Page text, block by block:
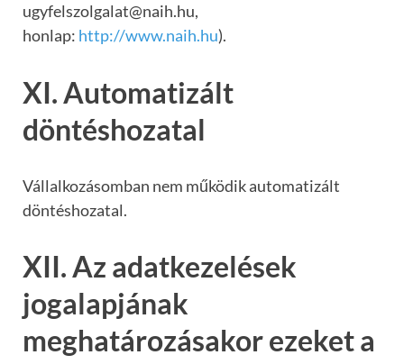
ugyfelszolgalat@naih.hu,
honlap: http://www.naih.hu).
XI. Automatizált
döntéshozatal
Vállalkozásomban nem működik automatizált
döntéshozatal.
XII. Az adatkezelések
jogalapjának
meghatározásakor ezeket a